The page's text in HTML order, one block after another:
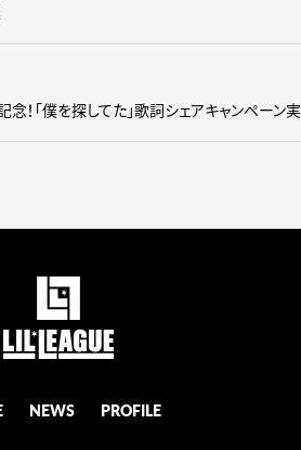
！「僕を探してた」歌詞シェアキャンペーン
NEWS PROFILE